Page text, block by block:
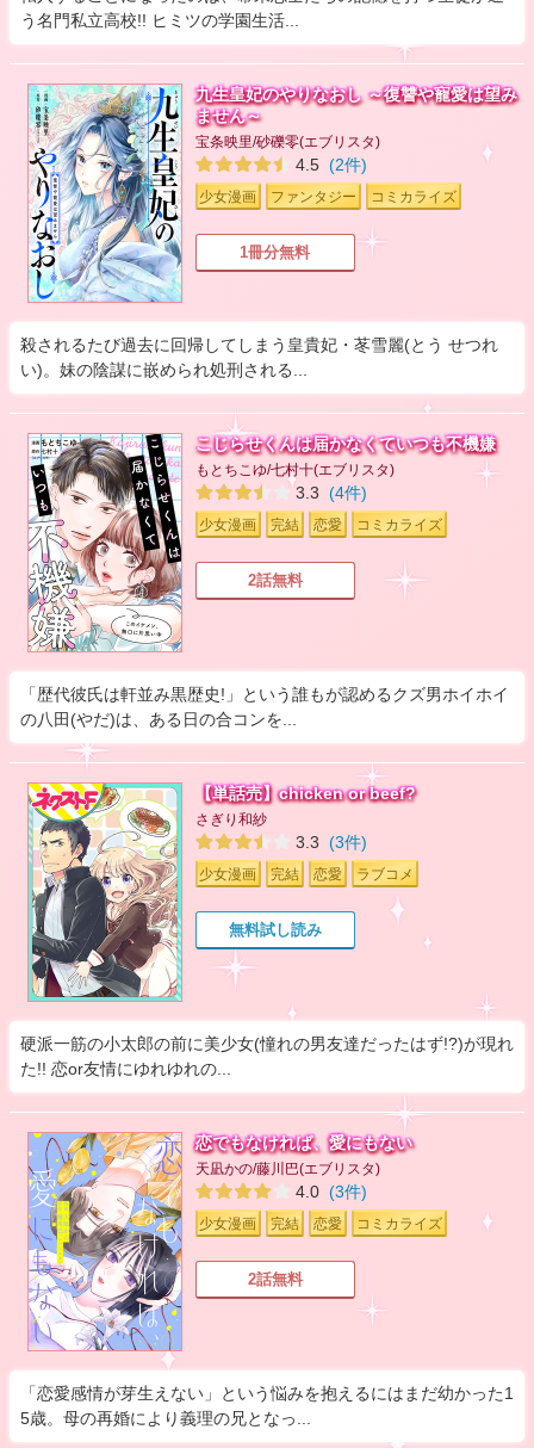
う名門私立高校!! ヒミツの学園生活...
九生皇妃のやりなおし ～復讐や寵愛は望み
ません～
宝条映里/砂礫零(エブリスタ)
4.5 (2件)
少女漫画 ファンタジー コミカライズ
1冊分無料
殺されるたび過去に回帰してしまう皇貴妃・苳雪麗(とう せつれ
い)。妹の陰謀に嵌められ処刑される...
こじらせくんは届かなくていつも不機嫌
もとちこゆ/七村十(エブリスタ)
3.3 (4件)
少女漫画 完結 恋愛 コミカライズ
2話無料
「歴代彼氏は軒並み黒歴史!」という誰もが認めるクズ男ホイホイ
の八田(やだ)は、ある日の合コンを...
【単話売】chicken or beef?
さぎり和紗
3.3 (3件)
少女漫画 完結 恋愛 ラブコメ
無料試し読み
硬派一筋の小太郎の前に美少女(憧れの男友達だったはず!?)が現れ
た!! 恋or友情にゆれゆれの...
恋でもなければ、愛にもない
天凪かの/藤川巴(エブリスタ)
4.0 (3件)
少女漫画 完結 恋愛 コミカライズ
2話無料
「恋愛感情が芽生えない」という悩みを抱えるにはまだ幼かった1
5歳。母の再婚により義理の兄となっ...